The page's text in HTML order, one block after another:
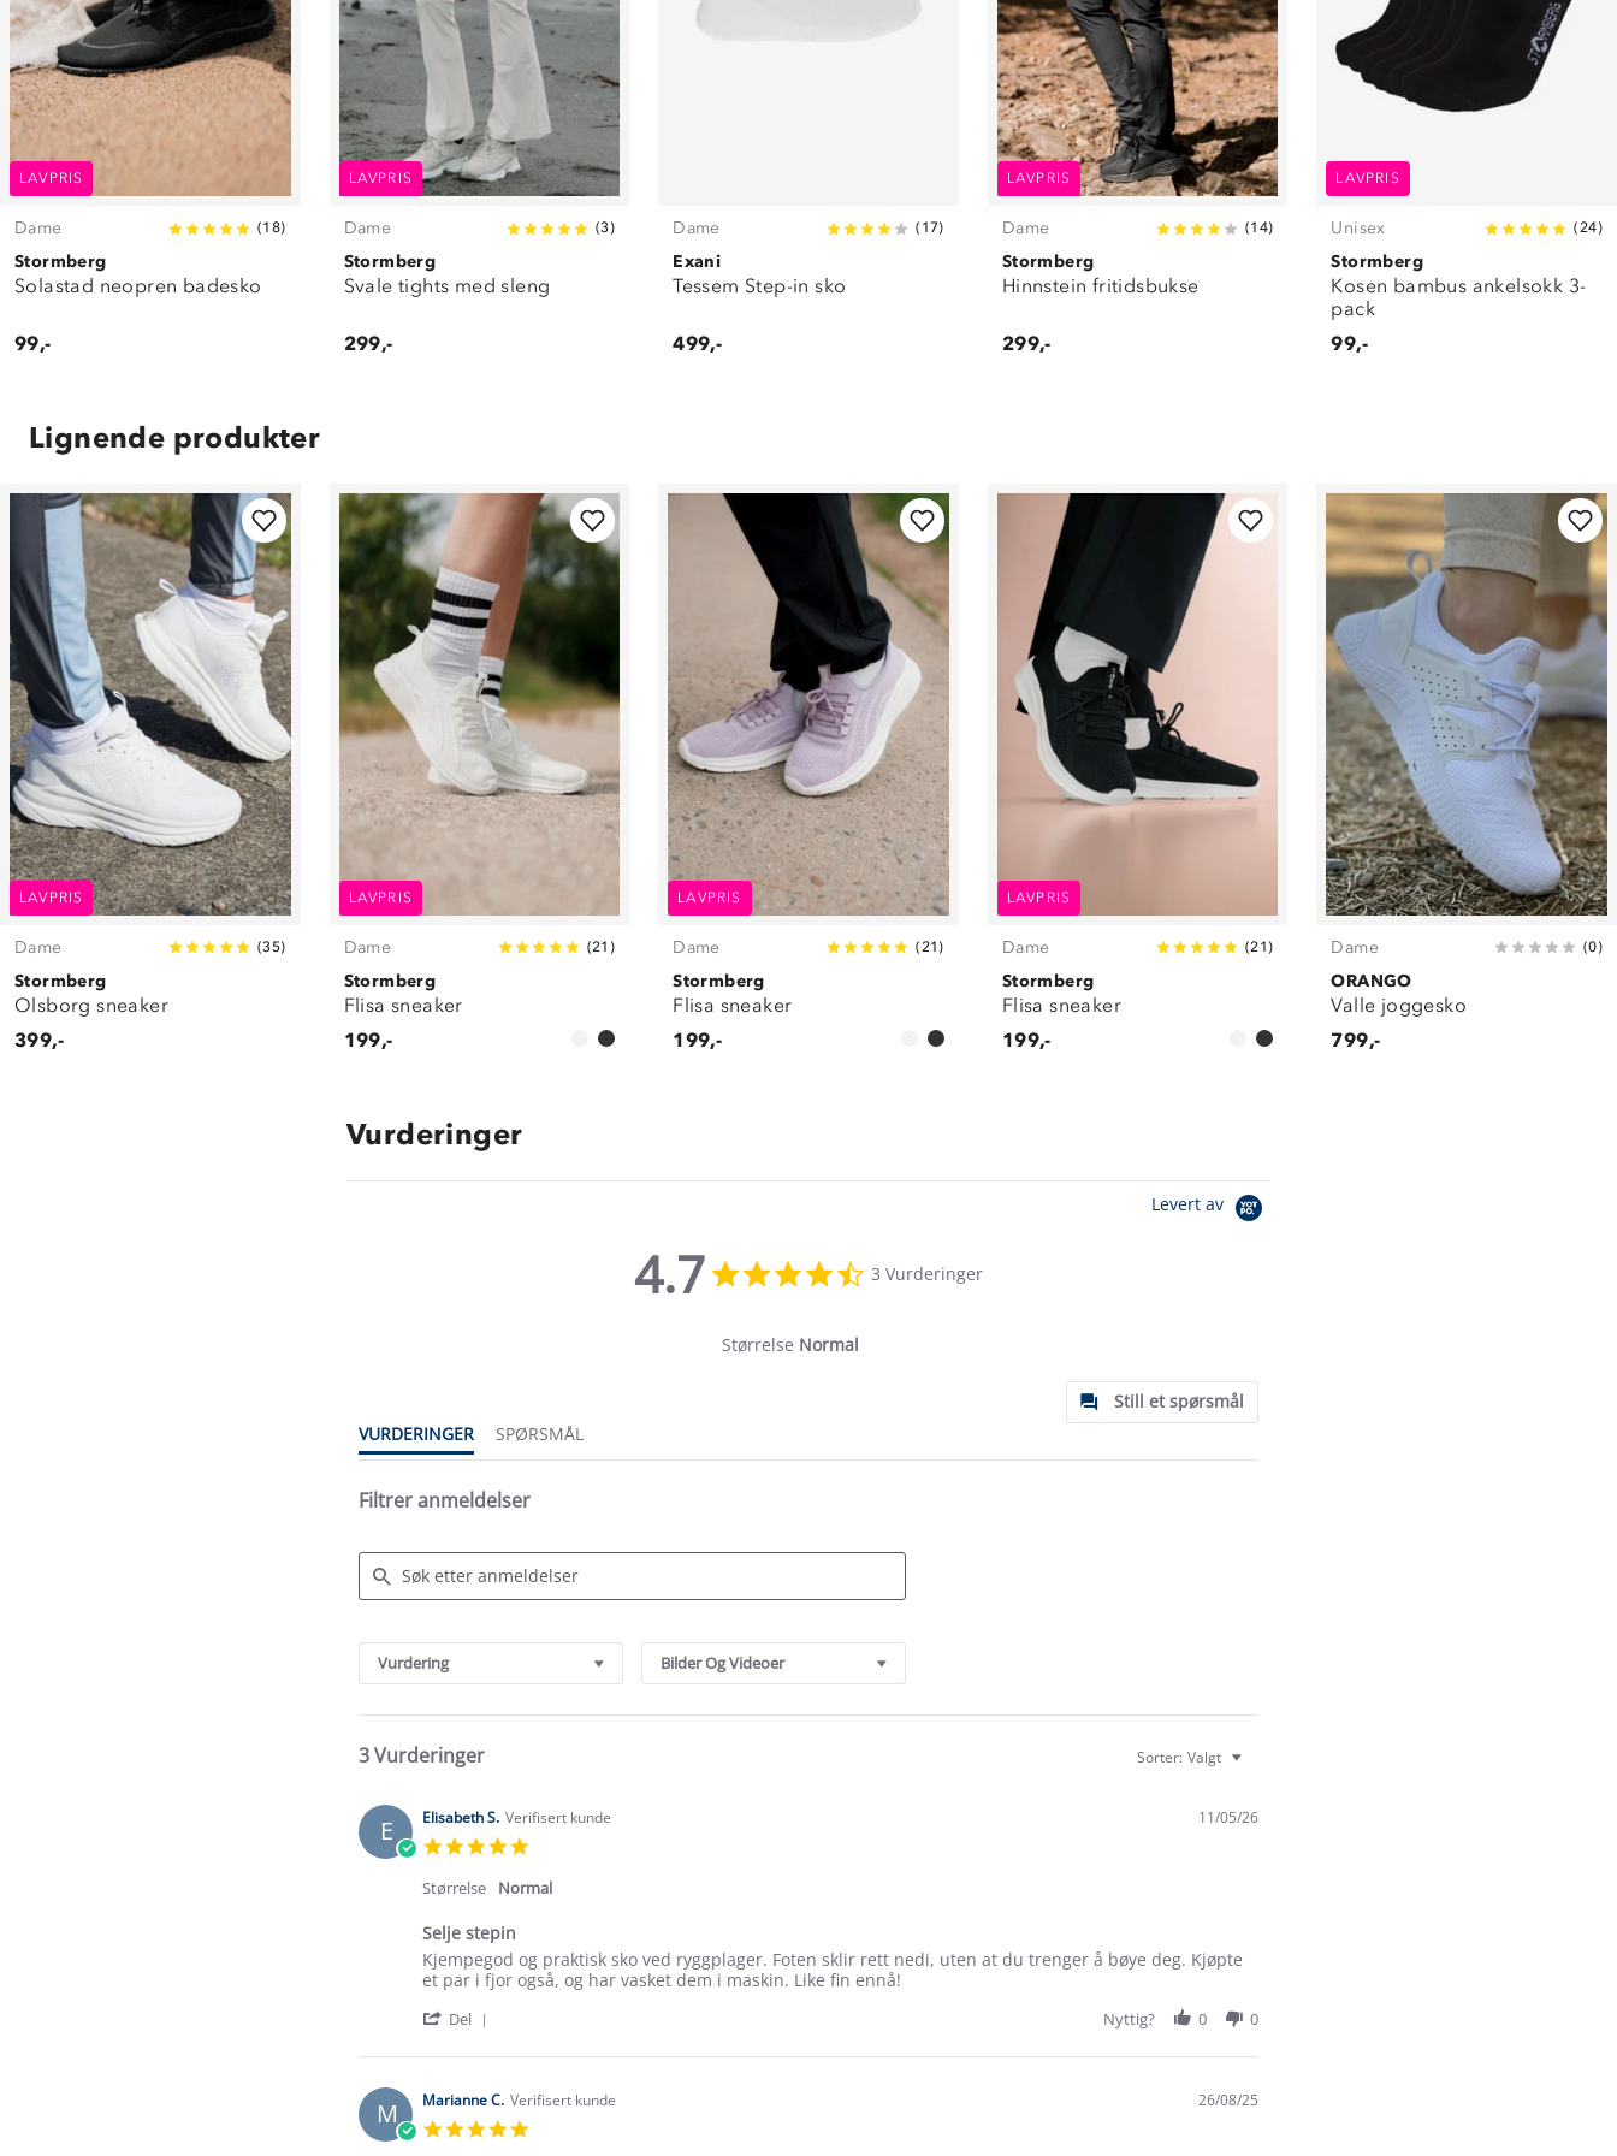
LAVPRIS
Dame (18)
Stormberg
Solastad neopren badesko
99,-
LAVPRIS
Dame (3)
Stormberg
Svale tights med sleng
299,-
Dame ( 17)
Exani
Tessem Step-in sko
499,-
LAVPRIS
Dame (14)
Stormberg
Hinnstein fritidsbukse
299,-
LAVPRIS
Unisex (24)
Stormberg
Kosen bambus ankelsokk 3-
pack
99,-
Lignende produkter
LAVPRIS
Dame (35)
Stormberg
Olsborg sneaker
399,-
LAVPRIS
Dame (21 )
Stormberg
Flisa sneaker
199,-
LAVPRIS
Dame ( 21 )
Stormberg
Flisa sneaker
199,-
LAVPRIS
Dame (21 )
Stormberg
Flisa sneaker
199,-
Dame (0)
ORANGO
Valle joggesko
799,-
Vurderinger
Levert av
4.7
star
3 Vurderinger
Størrelse Normal
Still et spørsmål
VURDERINGER
SPØRSMÅL
Filtrer anmeldelser
Reviews
Vurdering Bilder Og Videoer
3 Vurderinger Sorter: Valgt
E Elisabeth S. Verifisert kunde
rating
11/05/26
Størrelse Normal
Selje stepin
Review
by
S.
11
2026
review
stating
stepin
Kjempegod og praktisk sko ved ryggplager. Foten sklir rett nedi, uten at du trenger å bøye deg. Kjøpte
et par i fjor også, og har vasket dem i maskin. Like fin ennå!
Del
Review
Elisabeth
S.
on
Nyttig? 0 0
M Marianne C. Verifisert kunde 26/08/25